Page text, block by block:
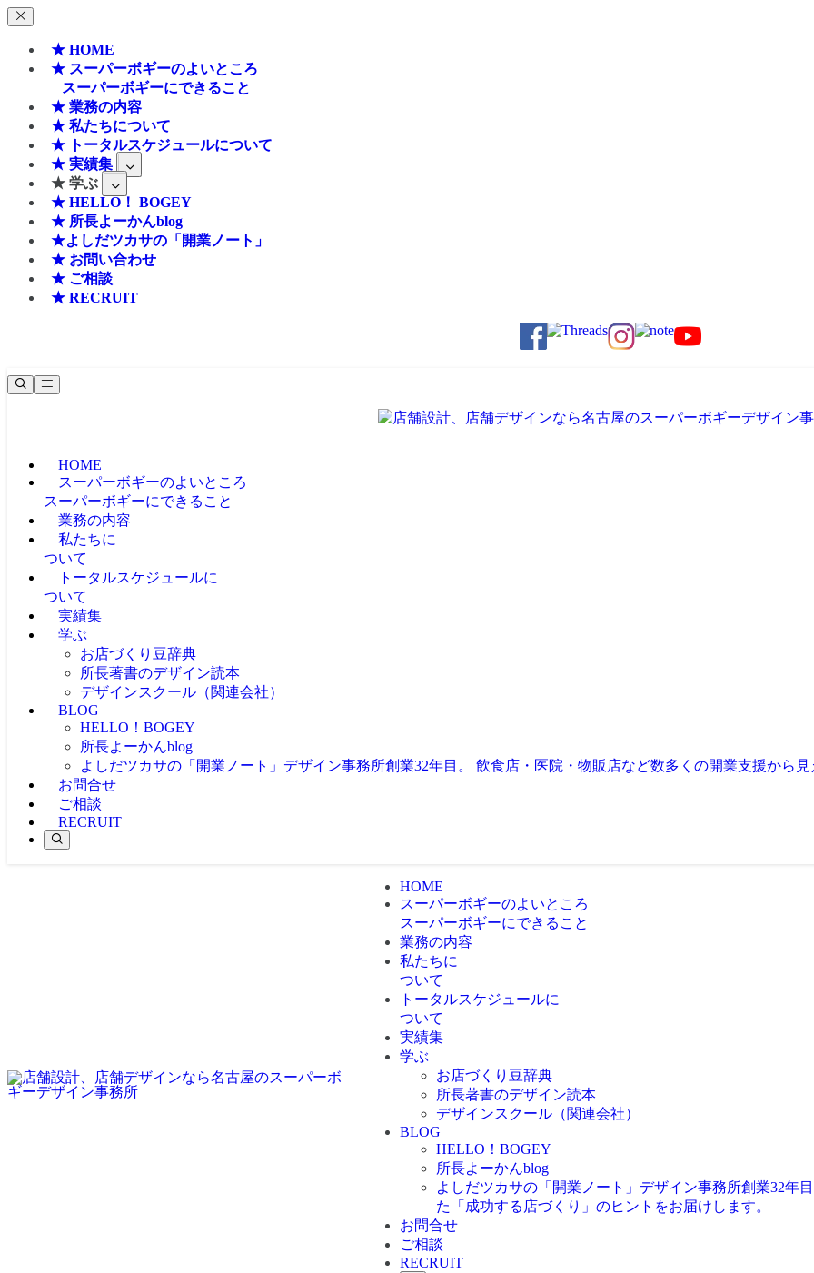
★ HOME
★ スーパーボギーのよいところ
スーパーボギーにできること
★ 業務の内容
★ 私たちについて
★ トータルスケジュールについて
★ 実績集
★ 学ぶ
★ HELLO！ BOGEY
★ 所長よーかんblog
★よしだツカサの「開業ノート」
★ お問い合わせ
★ ご相談
★ RECRUIT
HOME
スーパーボギーのよいところ
スーパーボギーにできること
業務の内容
私たちに
ついて
トータルスケジュールに
ついて
実績集
学ぶ
お店づくり豆辞典
所長著書のデザイン読本
デザインスクール（関連会社）
BLOG
HELLO！BOGEY
所長よーかんblog
よしだツカサの「開業ノート」 デザイン事務所創業32年目。 飲食店・医院・物販店など数多くの開業支援から
お問合せ
ご相談
RECRUIT
HOME
スーパーボギーのよいところ
スーパーボギーにできること
業務の内容
私たちに
ついて
トータルスケジュールに
ついて
実績集
学ぶ
お店づくり豆辞典
所長著書のデザイン読本
デザインスクール（関連会社）
BLOG
HELLO！BOGEY
所長よーかんblog
よしだツカサの「開業ノート」 デザイン事務所創業32年
た「成功する店づくり」のヒントをお届けします。
お問合せ
ご相談
RECRUIT